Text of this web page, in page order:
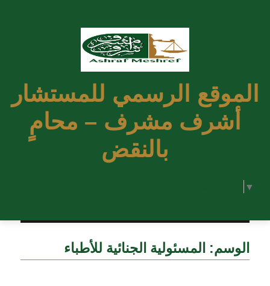
الموقع الرسمي للمستشار
أشرف مشرف – محامٍ
بالنقض
▼
الوسم: المسئولية الجنائية للأطباء